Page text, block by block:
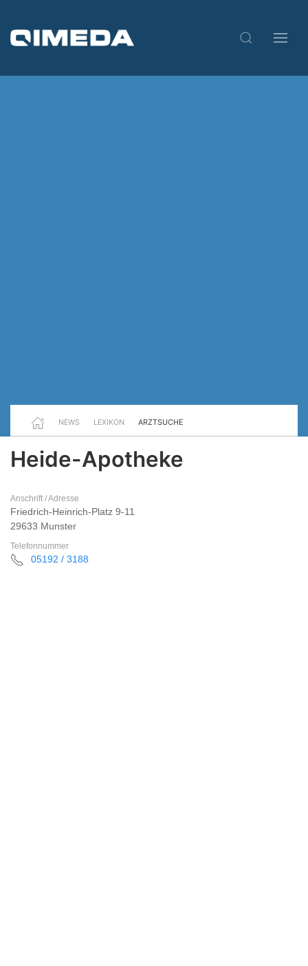
NEWS LEXIKON ARZTSUCHE
Heide-Apotheke
Anschrift / Adresse
Friedrich-Heinrich-Platz 9-11
29633 Munster
Telefonnummer
05192 / 3188